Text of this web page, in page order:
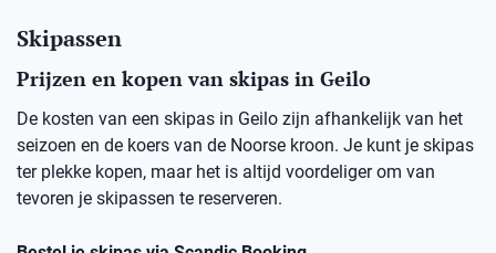
Skipassen
Prijzen en kopen van skipas in Geilo
De kosten van een skipas in Geilo zijn afhankelijk van het
seizoen en de koers van de Noorse kroon. Je kunt je skipas
ter plekke kopen, maar het is altijd voordeliger om van
tevoren je skipassen te reserveren.